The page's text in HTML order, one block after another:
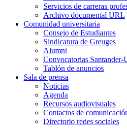
Servicios de carreras
Archivo documental URL
Comunidad universitaria
Consejo de Estudiantes
Sindicatura de Greuges
Alumni
Convocatorias Santander-
Tablón de anuncios
Sala de prensa
Noticias
Agenda
Recursos audiovisuales
Contactos de
Directorio redes sociales